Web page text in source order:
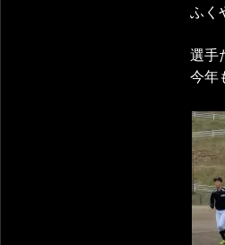
ふく
選手
今年